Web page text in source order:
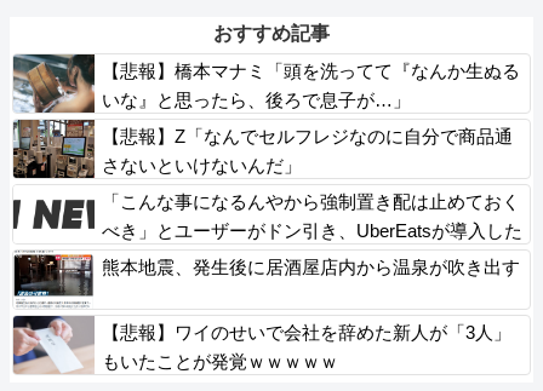
おすすめ記事
【悲報】橋本マナミ「頭を洗ってて『なんか生ぬる
いな』と思ったら、後ろで息子が…」
【悲報】Z「なんでセルフレジなのに自分で商品通
さないといけないんだ」
「こんな事になるんやから強制置き配は止めておく
べき」とユーザーがドン引き、UberEatsが導入した
強制置き配が起こしたのは……
熊本地震、発生後に居酒屋店内から温泉が吹き出す
【悲報】ワイのせいで会社を辞めた新人が「3人」
もいたことが発覚ｗｗｗｗｗ